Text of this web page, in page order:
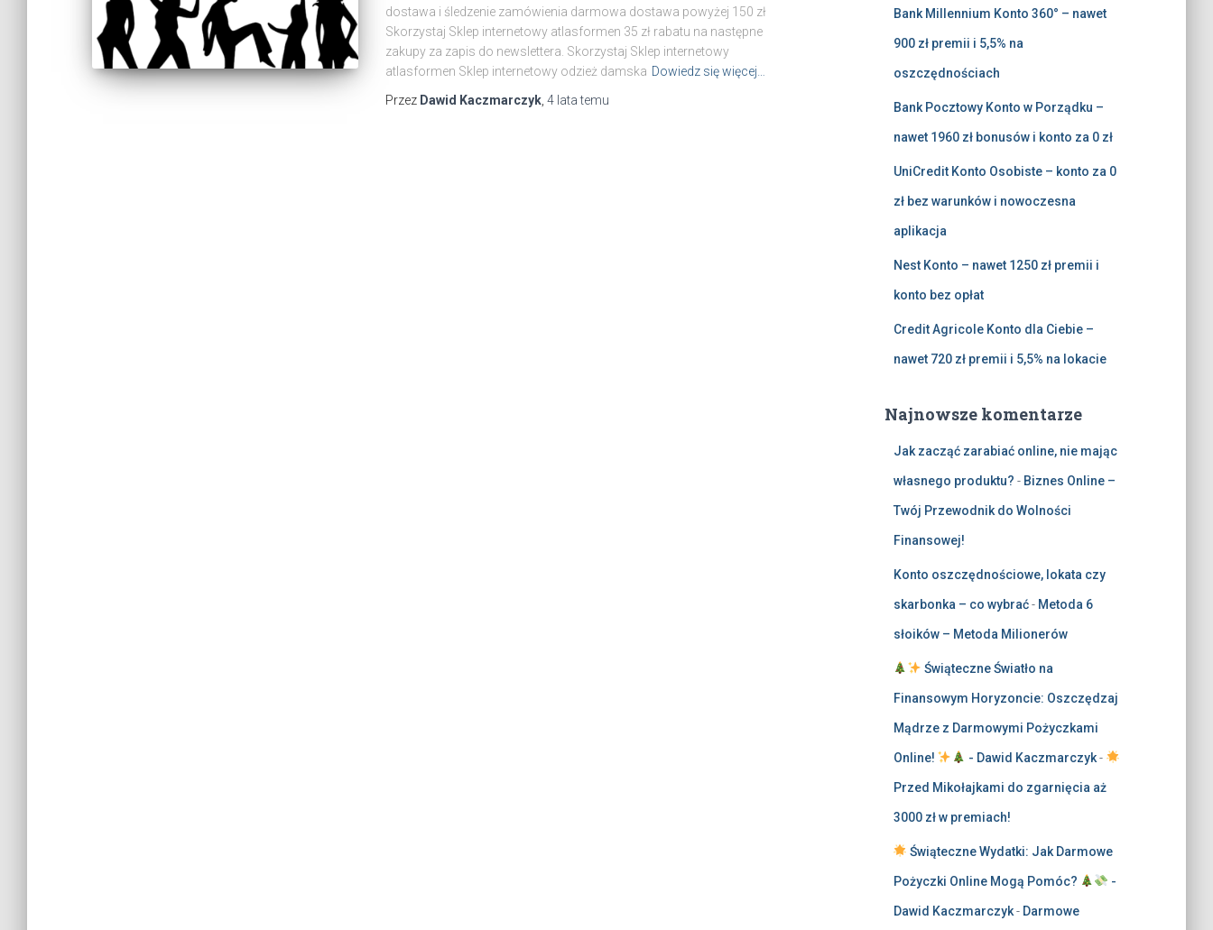
dostawa i śledzenie zamówienia darmowa dostawa powyżej 150 zł
Skorzystaj Sklep internetowy atlasformen 35 zł rabatu na następne
zakupy za zapis do newslettera. Skorzystaj Sklep internetowy
atlasformen Sklep internetowy odzież damska Dowiedz się więcej…
Przez Dawid Kaczmarczyk 4 latatemu
Bank Millennium Konto 360° – nawet
900 zł premii i 5,5% na
oszczędnościach
Bank Pocztowy Konto w Porządku –
nawet 1960 zł bonusów i konto za 0 zł
UniCredit Konto Osobiste – konto za 0
zł bez warunków i nowoczesna
aplikacja
Nest Konto – nawet 1250 zł premii i
konto bez opłat
Credit Agricole Konto dla Ciebie –
nawet 720 zł premii i 5,5% na lokacie
Najnowsze komentarze
Jak zacząć zarabiać online, nie mając
własnego produktu? - Biznes Online –
Twój Przewodnik do Wolności
Finansowej!
Konto oszczędnościowe, lokata czy
skarbonka – co wybrać- Metoda 6
słoików – Metoda Milionerów
Świąteczne Światło na
Finansowym Horyzoncie: Oszczędzaj
Mądrze z Darmowymi Pożyczkami
Online! - Dawid Kaczmarczyk-
Przed Mikołajkami do zgarnięcia aż
3000 zł w premiach!
Świąteczne Wydatki: Jak Darmowe
Pożyczki Online Mogą Pomóc? -
Dawid Kaczmarczyk- Darmowe